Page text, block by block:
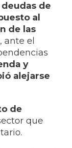
deudas de
al
de las
ante el
y
alejarse
de
que